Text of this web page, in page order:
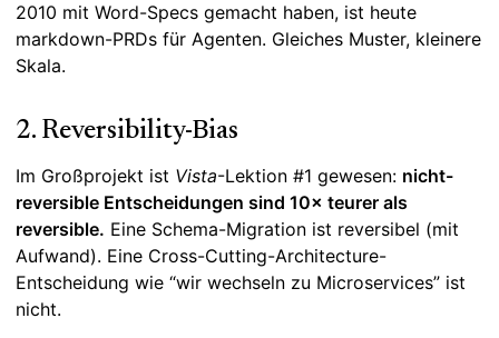
2010 mit Word-Specs gemacht haben, ist heute
markdown-PRDs für Agenten. Gleiches Muster, kleinere
Skala.
2. Reversibility-Bias
Im Großprojekt ist Vista-Lektion #1 gewesen: nicht-
reversible Entscheidungen sind 10× teurer als
reversible. Eine Schema-Migration ist reversibel (mit
Aufwand). Eine Cross-Cutting-Architecture-
Entscheidung wie “wir wechseln zu Microservices” ist
nicht.